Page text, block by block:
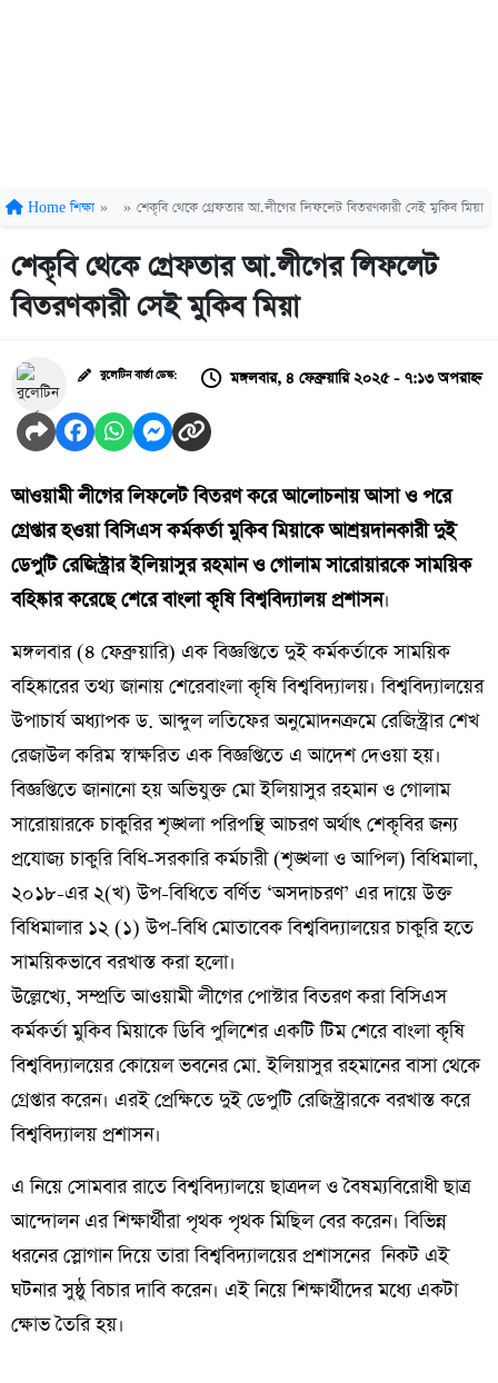
Home শিক্ষা » » শেকৃবি থেকে গ্রেফতার আ.লীগের লিফলেট বিতরণকারী সেই মুকিব মিয়া
শেকৃবি থেকে গ্রেফতার আ.লীগের লিফলেট
বিতরণকারী সেই মুকিব মিয়া
বুলেটিন বার্তা ডেস্ক: মঙ্গলবার, ৪ ফেব্রুয়ারি ২০২৫ - ৭:১৩ অপরাহ্ন
আওয়ামী লীগের লিফলেট বিতরণ করে আলোচনায় আসা ও পরে
গ্রেপ্তার হওয়া বিসিএস কর্মকর্তা মুকিব মিয়াকে আশ্রয়দানকারী দুই
ডেপুটি রেজিস্ট্রার ইলিয়াসুর রহমান ও গোলাম সারোয়ারকে সাময়িক
বহিষ্কার করেছে শেরে বাংলা কৃষি বিশ্ববিদ্যালয় প্রশাসন।
মঙ্গলবার (৪ ফেব্রুয়ারি) এক বিজ্ঞপ্তিতে দুই কর্মকর্তাকে সাময়িক
বহিষ্কারের তথ্য জানায় শেরেবাংলা কৃষি বিশ্ববিদ্যালয়। বিশ্ববিদ্যালয়ের
উপাচার্য অধ্যাপক ড. আব্দুল লতিফের অনুমোদনক্রমে রেজিস্ট্রার শেখ
রেজাউল করিম স্বাক্ষরিত এক বিজ্ঞপ্তিতে এ আদেশ দেওয়া হয়।
বিজ্ঞপ্তিতে জানানো হয় অভিযুক্ত মো ইলিয়াসুর রহমান ও গোলাম
সারোয়ারকে চাকুরির শৃঙ্খলা পরিপন্থি আচরণ অর্থাৎ শেকৃবির জন্য
প্রযোজ্য চাকুরি বিধি-সরকারি কর্মচারী (শৃঙ্খলা ও আপিল) বিধিমালা,
২০১৮-এর ২(খ) উপ-বিধিতে বর্ণিত ‘অসদাচরণ’ এর দায়ে উক্ত
বিধিমালার ১২ (১) উপ-বিধি মোতাবেক বিশ্ববিদ্যালয়ের চাকুরি হতে
সাময়িকভাবে বরখাস্ত করা হলো।
উল্লেখ্যে, সম্প্রতি আওয়ামী লীগের পোস্টার বিতরণ করা বিসিএস
কর্মকর্তা মুকিব মিয়াকে ডিবি পুলিশের একটি টিম শেরে বাংলা কৃষি
বিশ্ববিদ্যালয়ের কোয়েল ভবনের মো. ইলিয়াসুর রহমানের বাসা থেকে
গ্রেপ্তার করেন। এরই প্রেক্ষিতে দুই ডেপুটি রেজিস্ট্রারকে বরখাস্ত করে
বিশ্ববিদ্যালয় প্রশাসন।
এ নিয়ে সোমবার রাতে বিশ্ববিদ্যালয়ে ছাত্রদল ও বৈষম্যবিরোধী ছাত্র
আন্দোলন এর শিক্ষার্থীরা পৃথক পৃথক মিছিল বের করেন। বিভিন্ন
ধরনের স্লোগান দিয়ে তারা বিশ্ববিদ্যালয়ের প্রশাসনের নিকট এই
ঘটনার সুষ্ঠু বিচার দাবি করেন। এই নিয়ে শিক্ষার্থীদের মধ্যে একটা
ক্ষোভ তৈরি হয়।